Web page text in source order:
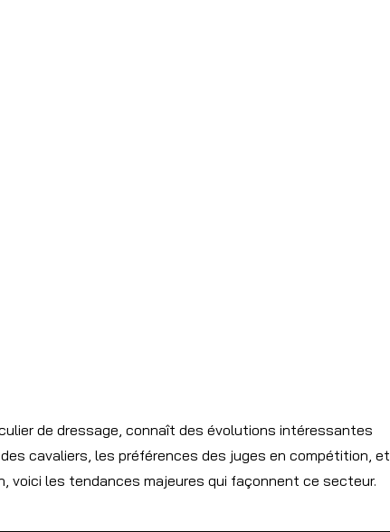
de dressage, connaît des évolutions intéressantes
cavaliers, les préférences des juges en compétition, et
voici les tendances majeures qui façonnent ce secteur.